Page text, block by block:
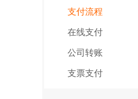
支付流程
在线支付
公司转账
支票支付